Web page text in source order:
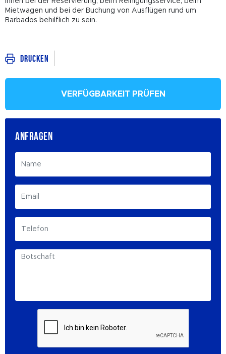
Mietwagen und bei der Buchung von Ausflügen rund um
Barbados behilflich zu sein.
Drucken
VERFÜGBARKEIT PRÜFEN
ANFRAGEN